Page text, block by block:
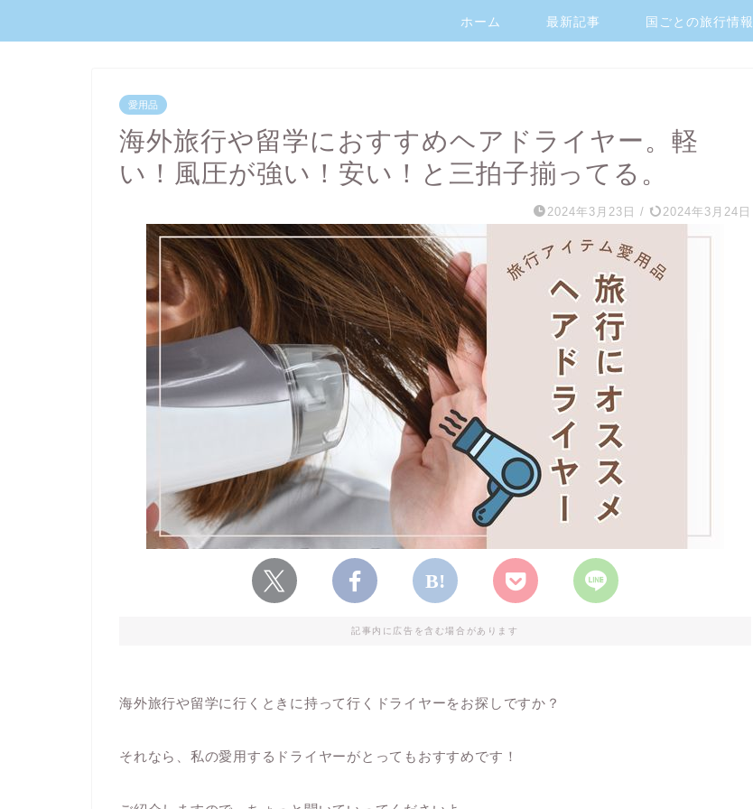
ホーム 最新記事 国ごとの旅行情報
愛用品
海外旅行や留学におすすめヘアドライヤー。軽
い！風圧が強い！安い！と三拍子揃ってる。
2024年3月23日 / 2024年3月24日
記事内に広告を含む場合があります
海外旅行や留学に行くときに持って行くドライヤーをお探しですか？
それなら、私の愛用するドライヤーがとってもおすすめです！